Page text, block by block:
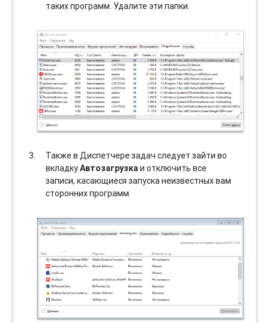
таких программ. Удалите эти папки.
Также в Диспетчере задач следует зайти во
вкладкуАвтозагрузкаи отключить все
записи, касающиеся запуска неизвестных вам
сторонних программ.